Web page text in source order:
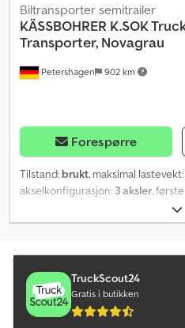
Petershagen 902 km
Biltransporter semitrailer
KÄSSBOHRER K.SOK
Transporter, Novagrau
Forespørre
Tilstand: brukt, maksimal lastevekt:
akselkonfigurasjon: 3 aksler,
, total
mm, Utstyr:ABS,
TruckScout24
Gratis i butikken